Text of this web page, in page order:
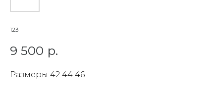
123
9 500 р.
Размеры 42 44 46